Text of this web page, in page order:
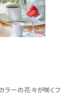
ラーの花々が咲くフ